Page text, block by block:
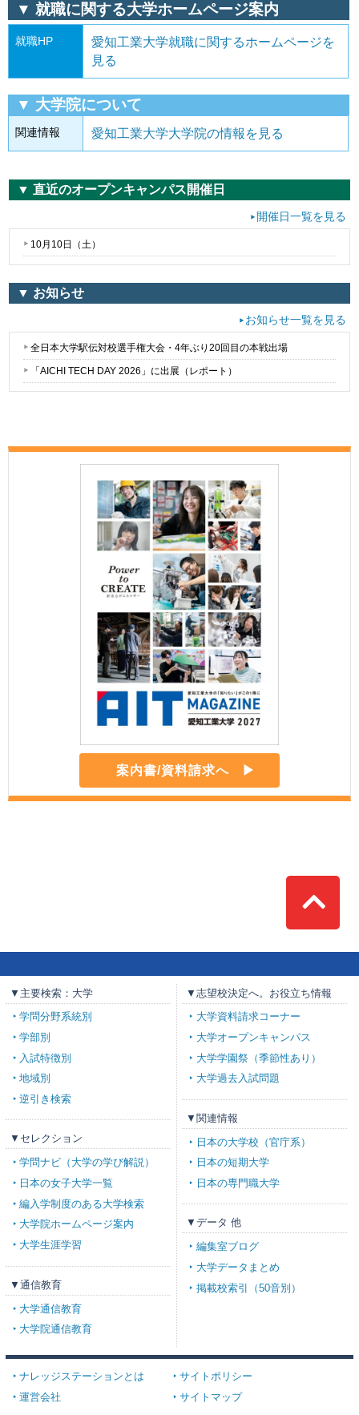
▼ 就職に関する大学ホームページ案内
就職HP
愛知工業大学就職に関するホームページを
見る
▼ 大学院について
関連情報 愛知工業大学大学院の情報を見る
案内書/資料請求へ
▼ お知らせ
お知らせ一覧を見る
全日本大学駅伝対校選手権大会・4年ぶり20回目の本戦出場
「AICHI TECH DAY 2026」に出展（レポート）
▼ 直近のオープンキャンパス開催日
開催日一覧を見る
10月10日（土）
Top
▼主要検索：大学
学問分野系統別
学部別
入試特徴別
地域別
逆引き検索
▼セレクション
学問ナビ（大学の学び解説）
日本の女子大学一覧
編入学制度のある大学検索
大学院ホームページ案内
大学生涯学習
▼通信教育
大学通信教育
大学院通信教育
▼志望校決定へ。お役立ち情報
大学資料請求コーナー
大学オープンキャンパス
大学学園祭（季節性あり）
大学過去入試問題
▼関連情報
日本の大学校（官庁系）
日本の短期大学
日本の専門職大学
▼データ 他
編集室ブログ
大学データまとめ
掲載校索引（50音別）
ナレッジステーションとは
サイトポリシー
運営会社
サイトマップ